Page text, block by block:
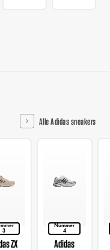
Alle Adidas sneakers
3
ZX
Nummer
4
Adidas